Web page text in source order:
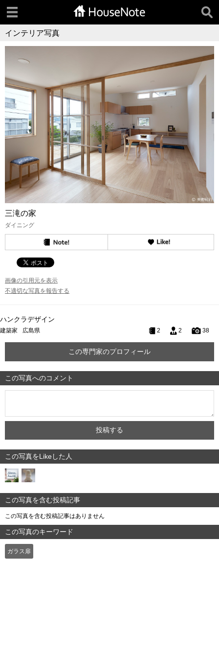
インテリア写真
三滝の家
ダイニング
画像の引用元を表示
不適切な写真を報告する
ハンクラデザイン
建築家 広島県 2 2 38
この専門家のプロフィール
この写真へのコメント
この写真をLikeした人
この写真を含む投稿記事
この写真を含む投稿記事はありません
この写真のキーワード
ガラス扉